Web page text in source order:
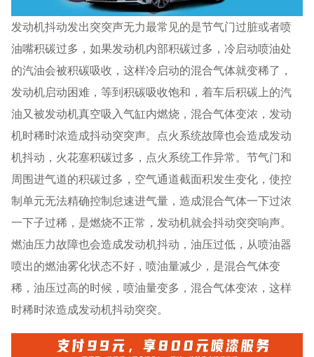
发动机抖动发出突突声无力最常见的是节气门过脏或者喷
油嘴积碳过多，如果发动机内部积碳过多，冷启动喷油处
的汽油会被积碳吸收，这样冷启动的混合气体就变稀了，
发动机启动困难，等到积碳吸收饱和，着车后积碳上的汽
油又被发动机真空吸入气缸内燃烧，混合气体变浓，发动
机时稀时浓造成抖动突突声。点火系统故障也会造成发动
机抖动，火花塞积碳过多，点火系统工作异常。节气门和
周围进气道的积碳过多，空气通道截面积发生变化，使控
制单元无法精确控制怠速进气量，造成混合气体一下过浓
一下子过稀，是燃烧不正常，发动机就会抖动突突响声。
燃油压力故障也会造成发动机抖动，油压过低，从喷油器
喷出的燃油雾化状态不好，喷油量减少，是混合气体变
稀，油压过高的时候，喷油量变多，混合气体变浓，这样
时稀时浓造成发动机抖动突突。